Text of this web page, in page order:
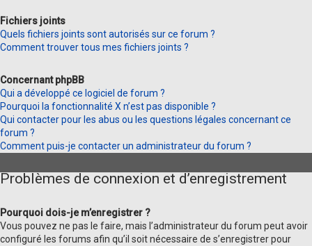
Fichiers joints
Quels fichiers joints sont autorisés sur ce forum ?
Comment trouver tous mes fichiers joints ?
Concernant phpBB
Qui a développé ce logiciel de forum ?
Pourquoi la fonctionnalité X n’est pas disponible ?
Qui contacter pour les abus ou les questions légales concernant ce
forum ?
Comment puis-je contacter un administrateur du forum ?
Problèmes de connexion et d’enregistrement
Pourquoi dois-je m’enregistrer ?
Vous pouvez ne pas le faire, mais l’administrateur du forum peut avoir
configuré les forums afin qu’il soit nécessaire de s’enregistrer pour